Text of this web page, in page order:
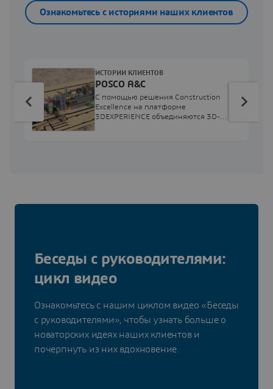
Ознакомьтесь с историями наших клиентов
POSCO A&C
С помощью решения Construction
Excellence на платформе
3DEXPERIENCE объединяются 3D-
ИСТОРИИ КЛИЕНТОВ
Беседы с руководителями:
цикл видео
Ознакомьтесь с нашим циклом видео «Беседы
с руководителями», чтобы узнать больше о
новаторских идеях наших клиентов и
почерпнуть из них вдохновение.